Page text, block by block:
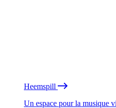
Heemspill
Un espace pour la musique